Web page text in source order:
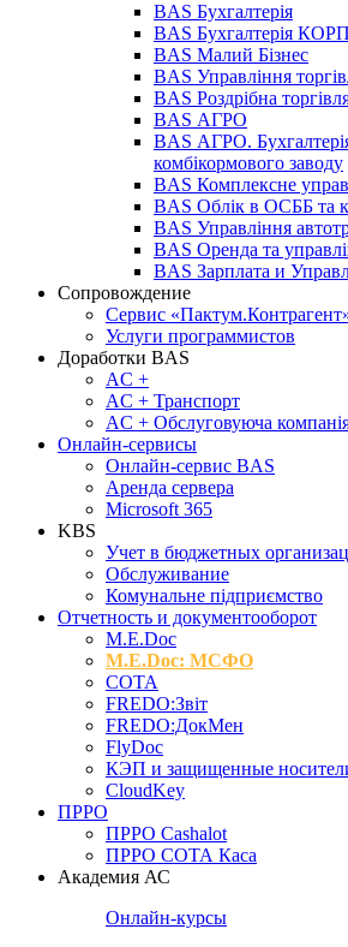
BAS Бухгалтерія
BAS Бухгалтерія КОРП
BAS Малий Бізнес
BAS Управління
BAS Роздрібна
BAS АГРО
BAS АГРО.
комбікормового заводу
BAS Комплексне
BAS Облік в ОСББ та
BAS Управління
BAS Оренда та
BAS Зарплата и
Сопровождение
Сервис
Услуги программистов
Доработки BAS
AC +
AC + Транспорт
AC + Обслуговуюча
Онлайн-сервисы
Онлайн-сервис BAS
Аренда сервера
Microsoft 365
KBS
Учет в бюджетных
Обслуживание
Комунальне підприємство
Отчетность и документооборот
M.Е.Doc
M.E.Doc: МСФО
СОТА
FREDO:Звіт
FREDO:ДокМен
FlyDoc
КЭП и защищенные
CloudKey
ПРРО
ПРРО Cashalot
ПРРО СОТА Каса
Академия АС
Онлайн-курсы